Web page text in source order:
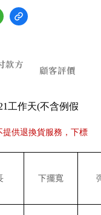
款方
顧客評價
工作天(不含例假
供退換貨服務，下標
下擺寬